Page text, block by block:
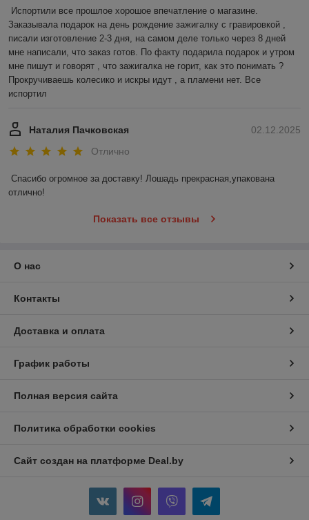
Испортили все прошлое хорошое впечатление о магазине.
Заказывала подарок на день рождение зажигалку с гравировкой ,
писали изготовление 2-3 дня, на самом деле только через 8 дней
мне написали, что заказ готов. По факту подарила подарок и утром
мне пишут и говорят , что зажигалка не горит, как это понимать ?
Прокручиваешь колесико и искры идут , а пламени нет. Все
испортил
02.12.2025
Наталия Пачковская
Отлично
Спасибо огромное за доставку! Лошадь прекрасная,упакована
отлично!
Показать все отзывы
О нас
Контакты
Доставка и оплата
График работы
Полная версия сайта
Политика обработки cookies
Сайт создан на платформе Deal.by